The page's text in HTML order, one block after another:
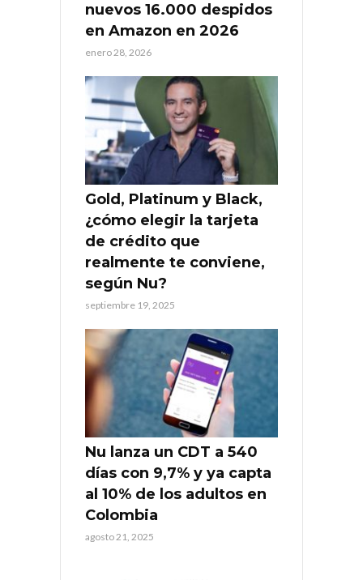
nuevos 16.000 despidos
en Amazon en 2026
enero 28, 2026
Gold, Platinum y Black,
¿cómo elegir la tarjeta
de crédito que
realmente te conviene,
según Nu?
septiembre 19, 2025
Nu lanza un CDT a 540
días con 9,7% y ya capta
al 10% de los adultos en
Colombia
agosto 21, 2025